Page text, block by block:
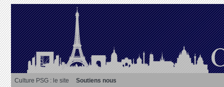
Culture PSG : le site Soutiens nous